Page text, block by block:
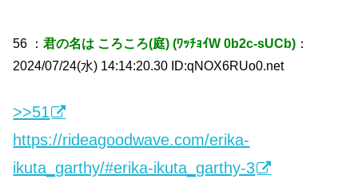
56 ：君の名は ころころ(庭) (ﾜｯﾁｮｲW 0b2c-sUCb) ：
2024/07/24(水) 14:14:20.30 ID:qNOX6RUo0.net
>>51
https://rideagoodwave.com/erika-
ikuta_garthy/#erika-ikuta_garthy-3